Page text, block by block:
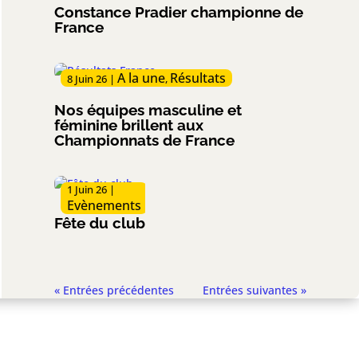
Constance Pradier championne de
France
Nos équipes masculine et
féminine brillent aux
Championnats de France
8 Juin 26| A la une, Résultats
Fête du club
1 Juin 26|
Evènements
« Entrées précédentes Entrées suivantes »